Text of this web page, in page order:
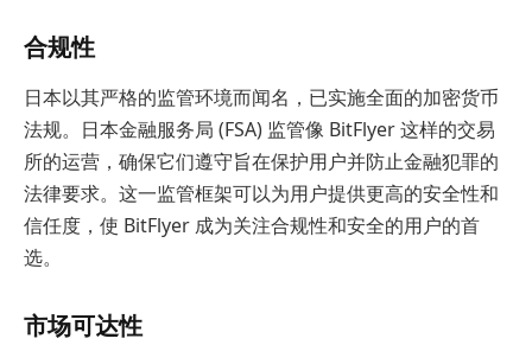
合规性
日本以其严格的监管环境而闻名，已实施全面的加密货币
法规。日本金融服务局 (FSA) 监管像 BitFlyer 这样的交易
所的运营，确保它们遵守旨在保护用户并防止金融犯罪的
法律要求。这一监管框架可以为用户提供更高的安全性和
信任度，使 BitFlyer 成为关注合规性和安全的用户的首
选。
市场可达性